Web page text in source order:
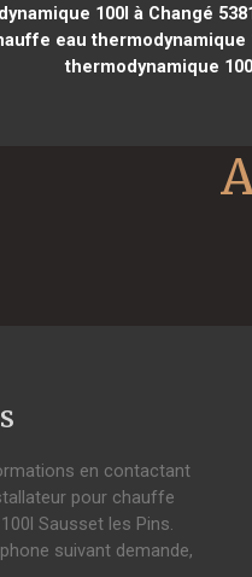
100l à Changé
eau thermodynamique
thermodynamique
en contactant
pour chauffe
Sausset les Pins.
suivant demande,